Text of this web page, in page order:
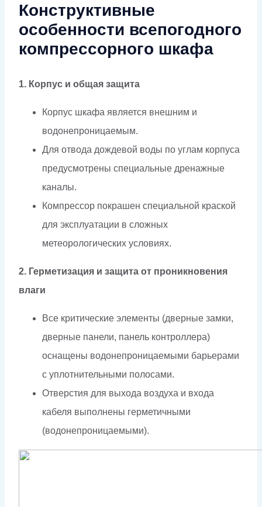
Конструктивные
особенности всепогодного
компрессорного шкафа
1. Корпус и общая защита
Корпус шкафа является внешним и
водонепроницаемым.
Для отвода дождевой воды по углам корпуса
предусмотрены специальные дренажные
каналы.
Компрессор покрашен специальной краской
для эксплуатации в сложных
метеорологических условиях.
2. Герметизация и защита от проникновения
влаги
Все критические элементы (дверные замки,
дверные панели, панель контроллера)
оснащены водонепроницаемыми барьерами
с уплотнительными полосами.
Отверстия для выхода воздуха и входа
кабеля выполнены герметичными
(водонепроницаемыми).